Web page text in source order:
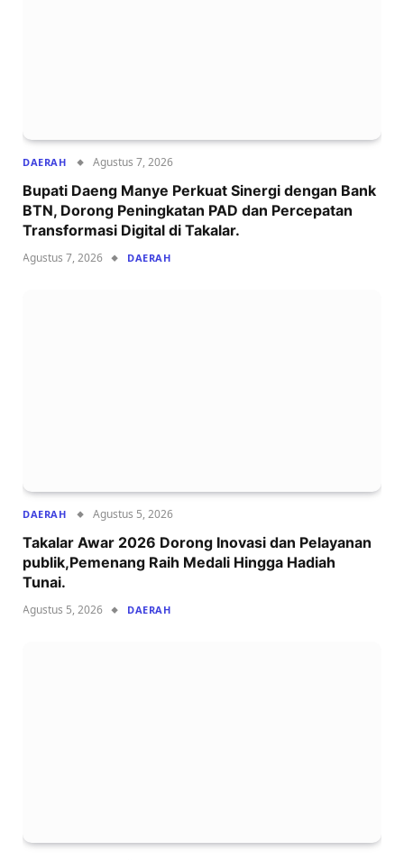
DAERAH Agustus 7, 2026
Bupati Daeng Manye Perkuat Sinergi dengan Bank
BTN, Dorong Peningkatan PAD dan Percepatan
Transformasi Digital di Takalar.
Agustus 7, 2026 DAERAH
DAERAH Agustus 5, 2026
Takalar Awar 2026 Dorong Inovasi dan Pelayanan
publik,Pemenang Raih Medali Hingga Hadiah
Tunai.
Agustus 5, 2026 DAERAH